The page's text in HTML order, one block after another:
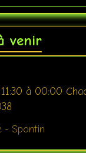
venir
à 00:00
- Spontin